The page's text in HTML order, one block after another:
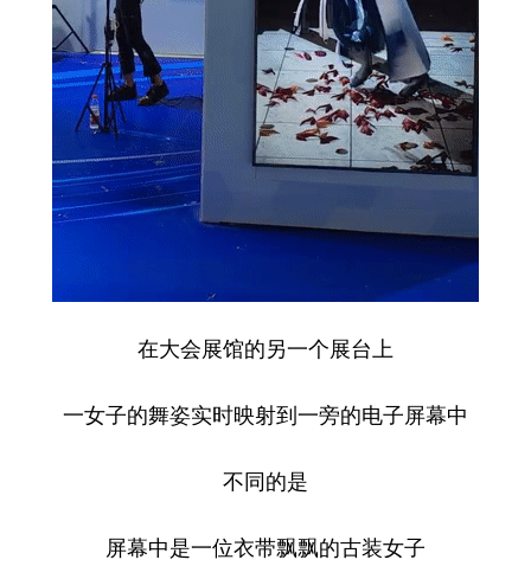
在大会展馆的另一个展台上
一女子的舞姿实时映射到一旁的电子屏幕中
不同的是
屏幕中是一位衣带飘飘的古装女子